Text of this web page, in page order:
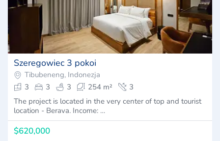
Szeregowiec 3 pokoi
Tibubeneng, Indonezja
3
3 3 254 m²
3
The project is located in the very center of top and tourist
location - Berava. Income: …
$620,000